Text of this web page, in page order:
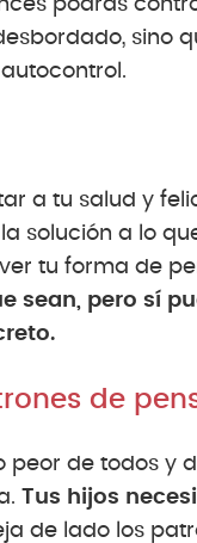
podrás
a tu salud y
solución a lo
tu forma de
sean, pero sí
de
peor de todos y
Tus hijos
de lado los